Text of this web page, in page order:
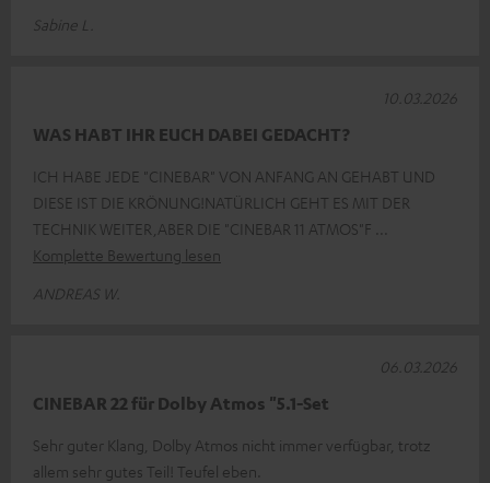
Sabine L.
WAS HABT IHR EUCH DABEI GEDACHT?
ICH HABE JEDE "CINEBAR" VON ANFANG AN GEHABT UND
DIESE IST DIE KRÖNUNG!NATÜRLICH GEHT ES MIT DER
TECHNIK WEITER,ABER DIE "CINEBAR 11 ATMOS"F
Komplette Bewertung lesen
ANDREAS W.
10.03.2026
CINEBAR 22 für Dolby Atmos "5.1-Set
Sehr guter Klang, Dolby Atmos nicht immer verfügbar, trotz
allem sehr gutes Teil! Teufel eben.
06.03.2026